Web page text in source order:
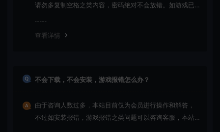
请勿多复制空格之类内容，密码绝对不会放错。如游戏已
查看详情
不会下载，不会安装，游戏报错怎么办？
由于咨询人数过多，本站目前仅为会员进行操作和解答，
不过如安装报错，游戏报错之类问题可以咨询客服，本站